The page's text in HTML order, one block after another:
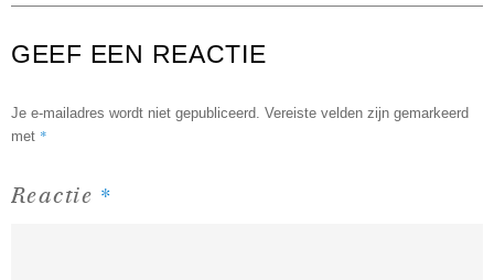
GEEF EEN REACTIE
Je e-mailadres wordt niet gepubliceerd. Vereiste velden zijn gemarkeerd
met *
Reactie *